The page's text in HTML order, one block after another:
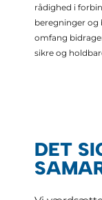
rådighed i
beregninger og
omfang
sikre og
DET